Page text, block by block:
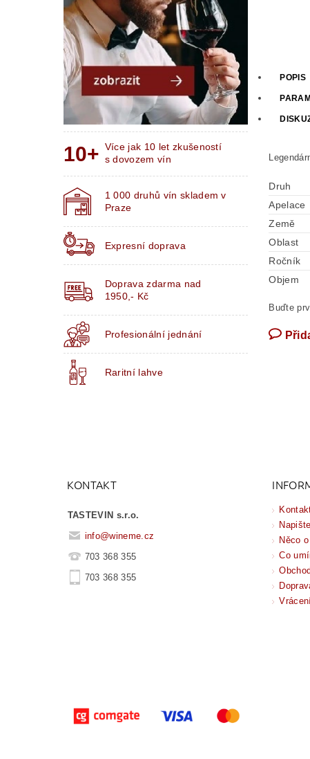
Více jak 10 let zkušeností
s dovozem vín
1 000 druhů vín skladem v
Praze
Expresní doprava
Doprava zdarma nad
1950,- Kč
Profesionální jednání
Raritní lahve
POPIS
Druh
Apelace
Země
Oblast
Ročník
Objem
Buďte
KONTAKT
TASTEVIN s.r.o.
info@wineme.cz
703 368 355
703 368 355
Něco
Co